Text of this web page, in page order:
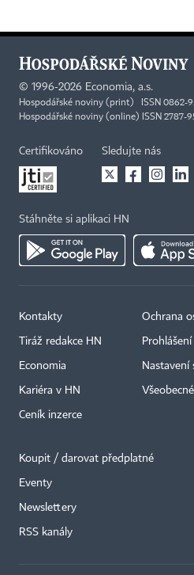
© 1996-2026 Economia, a.s.
Hospodářské noviny (print) ISSN 0862-
Hospodářské noviny (online) ISSN 2787-
Certifikováno Sledujte nás
Stáhněte si aplikaci HN
Kontakty
Tiráž redakce HN
Economia
Kariéra v HN
Ceník inzerce
Ochrana
Nastavení
Koupit / darovat předplatné
Eventy
Newslettery
RSS kanály